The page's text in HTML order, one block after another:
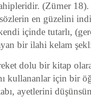
(Zümer
en güzelini
içinde tutarlı,
bir ilahi kelam
dolu bir kitap
kullananlar için bir
ayetlerini